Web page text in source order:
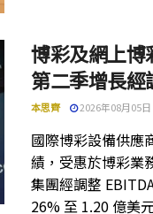
博彩及網上博
第二季增長經
本思齊 2026年08月05日
國際博彩設備供應
績，受惠於博彩業
集團經調整
26% 至 1.20 億美